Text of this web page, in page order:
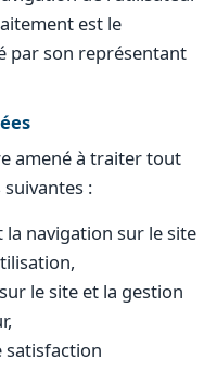
est le
par son représentant
amené à traiter tout
:
la navigation sur le site
le site et la gestion
satisfaction